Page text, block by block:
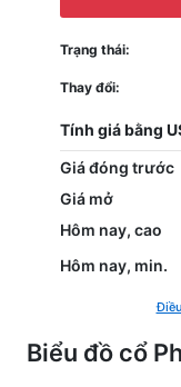
Biểu đồ cổ
Trạng thái:
Thay đổi:
Tính giá bằng
Giá đóng trước
Giá mở
Hôm nay, cao
Hôm nay, min.